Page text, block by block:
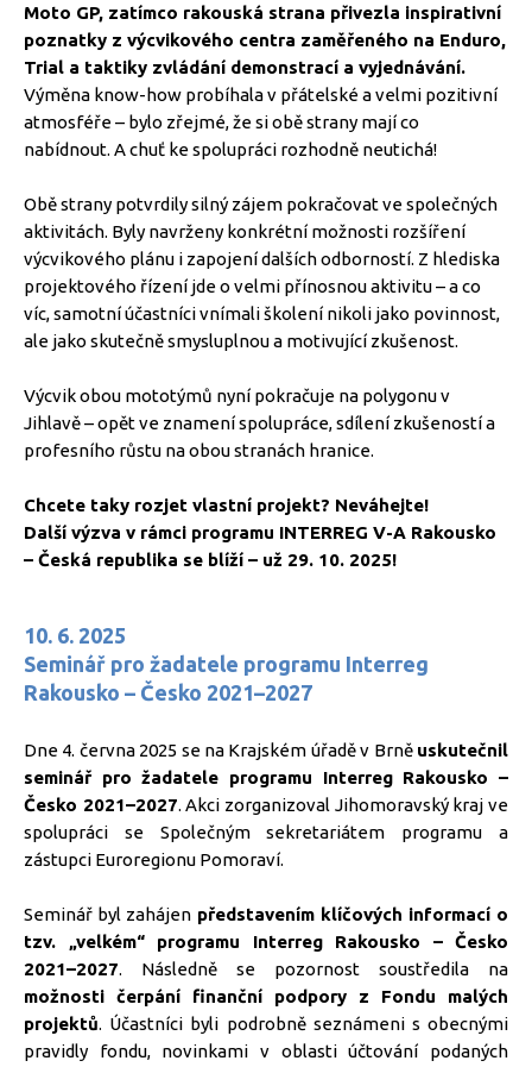
Moto GP, zatímco rakouská strana přivezla inspirativní
poznatky z výcvikového centra zaměřeného na Enduro,
Trial a taktiky zvládání demonstrací a vyjednávání.
Výměna know-how probíhala v přátelské a velmi pozitivní
atmosféře – bylo zřejmé, že si obě strany mají co
nabídnout. A chuť ke spolupráci rozhodně neutichá!
Obě strany potvrdily silný zájem pokračovat ve společných
aktivitách. Byly navrženy konkrétní možnosti rozšíření
výcvikového plánu i zapojení dalších odborností. Z hlediska
projektového řízení jde o velmi přínosnou aktivitu – a co
víc, samotní účastníci vnímali školení nikoli jako povinnost,
ale jako skutečně smysluplnou a motivující zkušenost.
Výcvik obou mototýmů nyní pokračuje na polygonu v
Jihlavě – opět ve znamení spolupráce, sdílení zkušeností a
profesního růstu na obou stranách hranice.
Chcete taky rozjet vlastní projekt? Neváhejte!
Další výzva v rámci programu INTERREG V-A Rakousko
– Česká republika se blíží – už 29. 10. 2025!
10. 6. 2025
Seminář pro žadatele programu Interreg
Rakousko – Česko 2021–2027
Dne 4. června 2025 se na Krajském úřadě v Brně uskutečnil
seminář pro žadatele programu Interreg Rakousko –
Česko 2021–2027. Akci zorganizoval Jihomoravský kraj ve
spolupráci se Společným sekretariátem programu a
zástupci Euroregionu Pomoraví.
Seminář byl zahájen představením klíčových informací o
tzv. „velkém“ programu Interreg Rakousko – Česko
2021–2027. Následně se pozornost soustředila na
možnosti čerpání finanční podpory z Fondu malých
projektů. Účastníci byli podrobně seznámeni s obecnými
pravidly fondu, novinkami v oblasti účtování podaných